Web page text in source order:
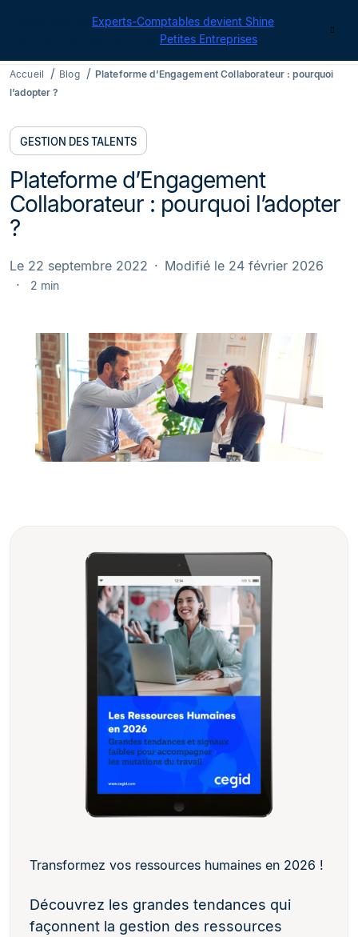
Experts-Comptables devient Shine
Petites Entreprises
Accueil Blog
Plateforme d’Engagement Collaborateur : pourquoi
l’adopter ?
GESTION DES TALENTS
Plateforme d’Engagement
Collaborateur : pourquoi l’adopter
?
Le 22 septembre 2022 Modifié le 24 février 2026
2 min
Transformez vos ressources humaines en 2026 !
Découvrez les grandes tendances qui
façonnent la gestion des ressources